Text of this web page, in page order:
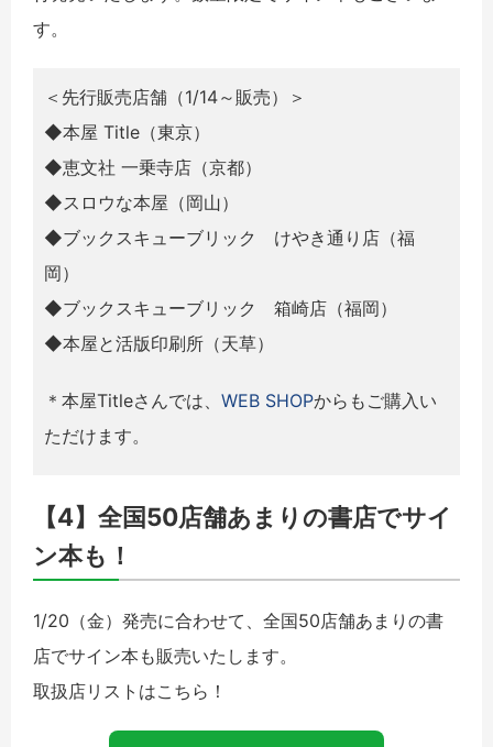
す。
＜先行販売店舗（1/14～販売）＞
◆本屋 Title（東京）
◆恵文社 一乗寺店（京都）
◆スロウな本屋（岡山）
◆ブックスキューブリック けやき通り店（福
岡）
◆ブックスキューブリック 箱崎店（福岡）
◆本屋と活版印刷所（天草）
＊本屋Titleさんでは、 WEB SHOPからもご購入い
ただけます。
【4】全国50店舗あまりの書店でサイ
ン本も！
1/20（金）発売に合わせて、全国50店舗あまりの書
店でサイン本も販売いたします。
取扱店リストはこちら！